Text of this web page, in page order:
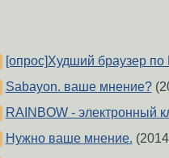
[опрос]Худший браузер
Sabayon. ваше мнение?
RAINBOW - электронный
Нужно ваше мнение.